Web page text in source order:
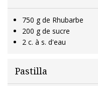
750 g de Rhubarbe
200 g de sucre
2 c. à s. d'eau
Pastilla